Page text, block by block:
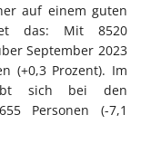
auf einem guten
das: Mit 8520
September 2023
(+0,3 Prozent). Im
sich bei den
Personen (-7,1